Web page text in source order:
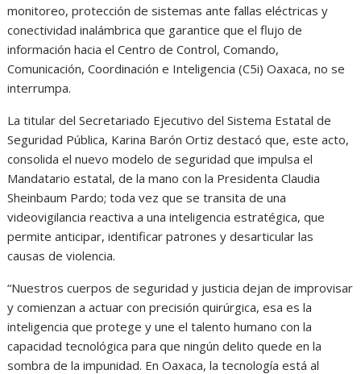
monitoreo, protección de sistemas ante fallas eléctricas y
conectividad inalámbrica que garantice que el flujo de
información hacia el Centro de Control, Comando,
Comunicación, Coordinación e Inteligencia (C5i) Oaxaca, no se
interrumpa.
La titular del Secretariado Ejecutivo del Sistema Estatal de
Seguridad Pública, Karina Barón Ortiz destacó que, este acto,
consolida el nuevo modelo de seguridad que impulsa el
Mandatario estatal, de la mano con la Presidenta Claudia
Sheinbaum Pardo; toda vez que se transita de una
videovigilancia reactiva a una inteligencia estratégica, que
permite anticipar, identificar patrones y desarticular las
causas de violencia.
“Nuestros cuerpos de seguridad y justicia dejan de improvisar
y comienzan a actuar con precisión quirúrgica, esa es la
inteligencia que protege y une el talento humano con la
capacidad tecnológica para que ningún delito quede en la
sombra de la impunidad. En Oaxaca, la tecnología está al